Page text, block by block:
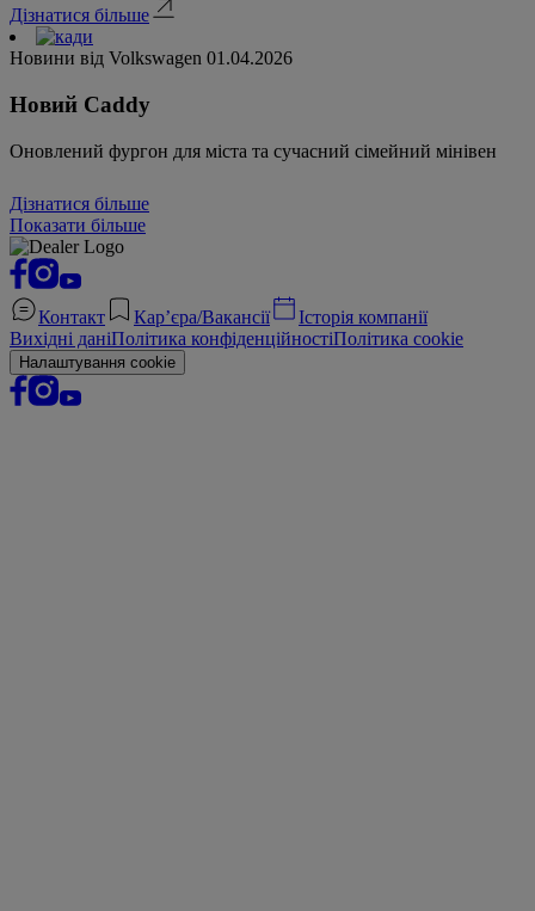
Дізнатися більше
Новини від Volkswagen 01.04.2026
Новий Caddy
Оновлений фургон для міста та сучасний сімейний мінівен
Дізнатися більше
Показати більше
Контакт Кар’єра/Вакансії
Історія компанії
Вихідні даніПолітика конфіденційностіПолітика cookie
Налаштування cookie